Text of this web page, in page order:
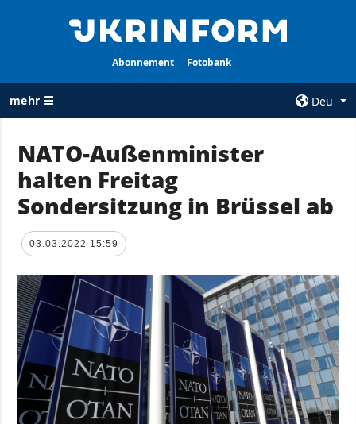
Abonnement Fotobank
mehr ☰
Deu
ALLE
RUBRIKEN
Krieg
Wiederaufbau
Politik
Wirtschaft
Militär
Gesellschaft und
Kultur
Sport
Über uns
Politik zur
Vertraulichkeit
und zum Schutz
personenbezogener
Daten
NATO-Außenminister
halten Freitag
Sondersitzung in Brüssel ab
03.03.2022 15:59